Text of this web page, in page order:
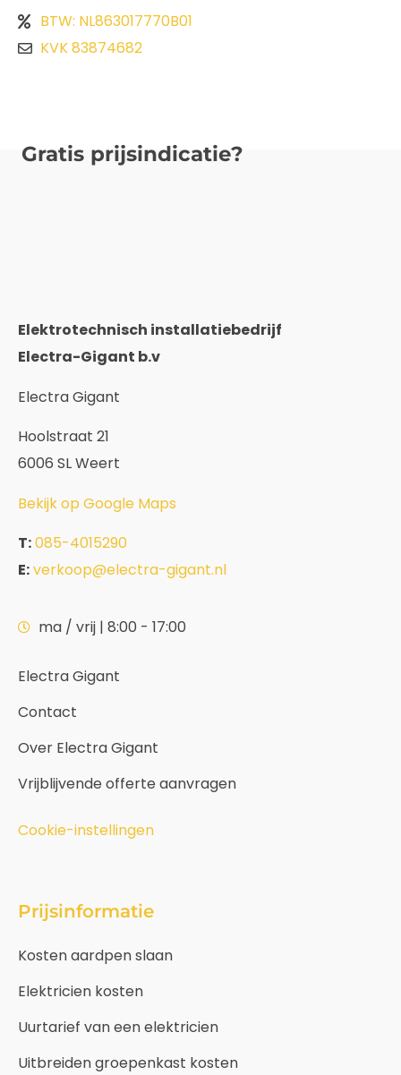
BTW: NL863017770B01
KVK 83874682
Gratis prijsindicatie?
Elektrotechnisch installatiebedrijf
Electra-Gigant b.v
Electra Gigant
Hoolstraat 21
6006 SL Weert
Bekijk op Google Maps
T:085-4015290
E:verkoop@electra-gigant.nl
ma / vrij | 8:00 - 17:00
Electra Gigant
Contact
Over Electra Gigant
Vrijblijvende offerte aanvragen
Cookie-instellingen
Prijsinformatie
Kosten aardpen slaan
Elektricien kosten
Uurtarief van een elektricien
Uitbreiden groepenkast kosten